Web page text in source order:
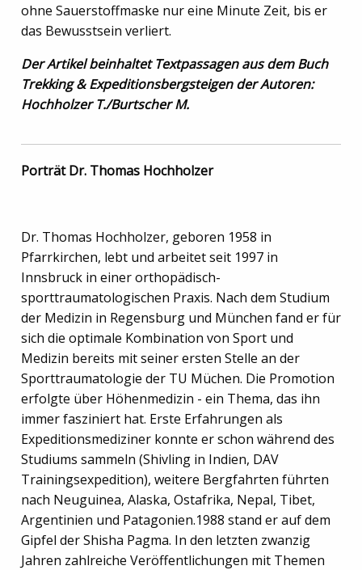
ohne Sauerstoffmaske nur eine Minute Zeit, bis er
das Bewusstsein verliert.
Der Artikel beinhaltet Textpassagen aus dem Buch
Trekking & Expeditionsbergsteigen der Autoren:
Hochholzer T./Burtscher M.
Porträt Dr. Thomas Hochholzer
Dr. Thomas Hochholzer, geboren 1958 in
Pfarrkirchen, lebt und arbeitet seit 1997 in
Innsbruck in einer orthopädisch-
sporttraumatologischen Praxis. Nach dem Studium
der Medizin in Regensburg und München fand er für
sich die optimale Kombination von Sport und
Medizin bereits mit seiner ersten Stelle an der
Sporttraumatologie der TU Müchen. Die Promotion
erfolgte über Höhenmedizin - ein Thema, das ihn
immer fasziniert hat. Erste Erfahrungen als
Expeditionsmediziner konnte er schon während des
Studiums sammeln (Shivling in Indien, DAV
Trainingsexpedition), weitere Bergfahrten führten
nach Neuguinea, Alaska, Ostafrika, Nepal, Tibet,
Argentinien und Patagonien.1988 stand er auf dem
Gipfel der Shisha Pagma. In den letzten zwanzig
Jahren zahlreiche Veröffentlichungen mit Themen